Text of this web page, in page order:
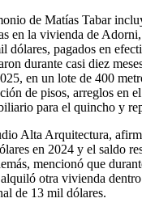
de Matías Tabar
en la vivienda de
dólares, pagados en
durante casi diez
en un lote de 400
de pisos, arreglos en
para el quincho y
Alta Arquitectura,
en 2024 y el saldo
mencionó que
otra vivienda
de 13 mil dólares.